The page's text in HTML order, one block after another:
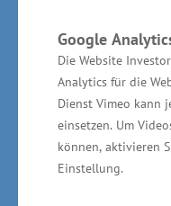
Google
Die Website
Analytics für die
Dienst Vimeo kann
einsetzen. Um
können, aktivieren
Einstellung.
Ersteinstellung
zurückliegt. Damit
Besetzung eines
sagte Glawe.